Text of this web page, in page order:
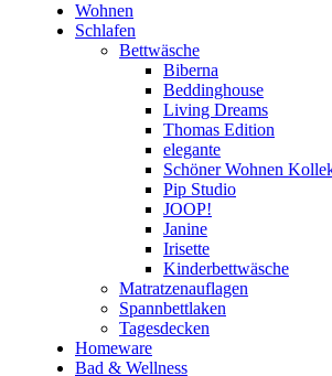
Wohnen
Schlafen
Bettwäsche
Biberna
Beddinghouse
Living Dreams
Thomas Edition
elegante
Schöner Wohnen
Pip Studio
JOOP!
Janine
Irisette
Kinderbettwäsche
Matratzenauflagen
Spannbettlaken
Tagesdecken
Homeware
Bad & Wellness